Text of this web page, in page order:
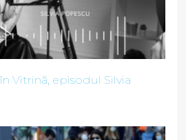
Vitrină, episodul Silvia